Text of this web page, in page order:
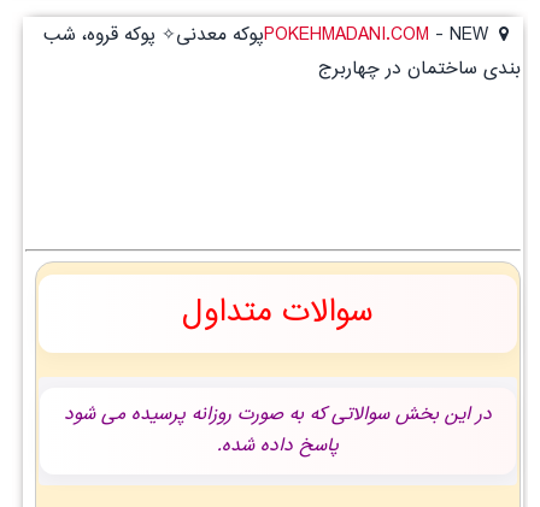
POKEHMADANI.COM -
NEWپوکه معدنی✧ پوکه قروه، شب
بندی ساختمان در چهاربرج
سوالات متداول
در این بخش سوالاتی که به صورت روزانه پرسیده می شود
پاسخ داده شده.